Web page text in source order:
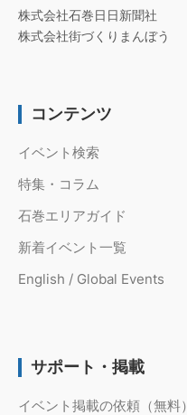
株式会社石巻日日新聞社
株式会社街づくりまんぼう
コンテンツ
イベント検索
特集・コラム
石巻エリアガイド
新着イベント一覧
English / Global Events
サポート・掲載
イベント掲載の依頼（無料）